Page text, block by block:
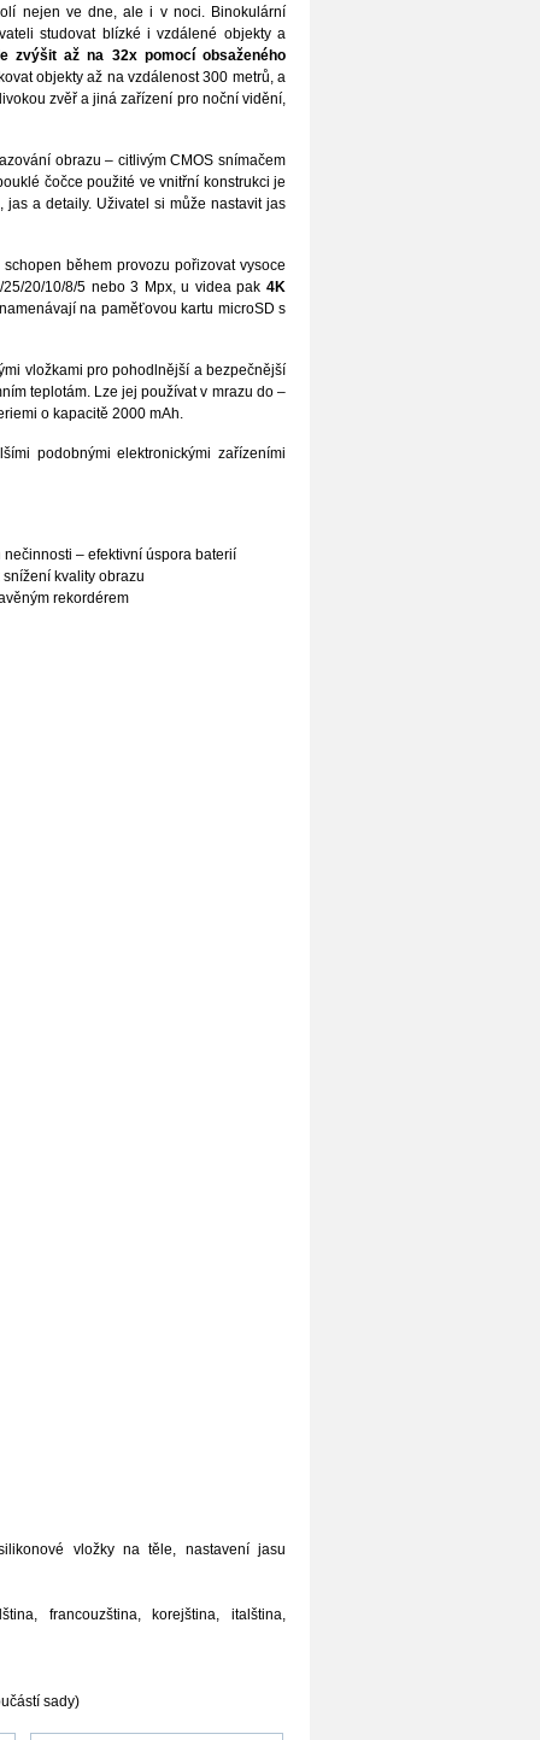
nejen ve dne, ale i v noci. Binokulární
studovat blízké i vzdálené objekty a
zvýšit až na 32x pomocí obsaženého
objekty až na vzdálenost 300 metrů, a
zvěř a jiná zařízení pro noční vidění,
obrazu – citlivým CMOS snímačem
čočce použité ve vnitřní konstrukci je
a detaily. Uživatel si může nastavit jas
během provozu pořizovat vysoce
20/10/8/5 nebo 3 Mpx, u videa pak 4K
na paměťovou kartu microSD s
vložkami pro pohodlnější a bezpečnější
teplotám. Lze jej používat v mrazu do –
o kapacitě 2000 mAh.
podobnými elektronickými zařízeními
– efektivní úspora baterií
kvality obrazu
rekordérem
vložky na těle, nastavení jasu
francouzština, korejština, italština,
sady)